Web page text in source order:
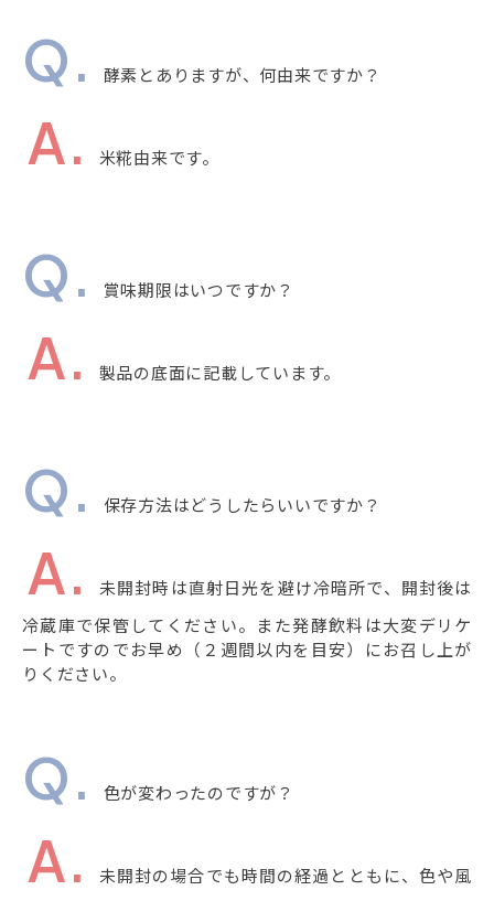
酵素とありますが、何由来ですか？
米糀由来です。
賞味期限はいつですか？
製品の底面に記載しています。
保存方法はどうしたらいいですか？
未開封時は直射日光を避け冷暗所で、開封後は
冷蔵庫で保管してください。また発酵飲料は大変デリケ
ートですのでお早め（２週間以内を目安）にお召し上が
りください。
色が変わったのですが？
未開封の場合でも時間の経過とともに、色や風